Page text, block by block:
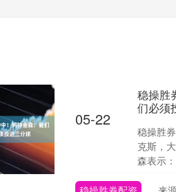
05-22
稳操胜
们必须
稳操胜
克斯，
森表示